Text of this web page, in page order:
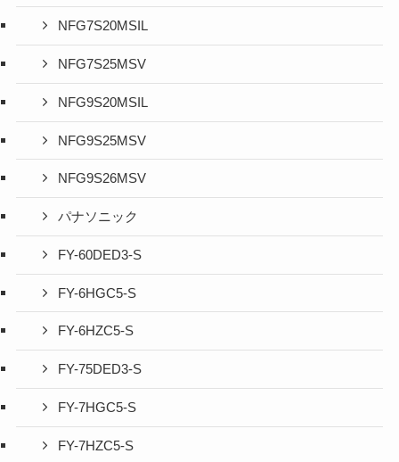
NFG7S20MSIL
NFG7S25MSV
NFG9S20MSIL
NFG9S25MSV
NFG9S26MSV
パナソニック
FY-60DED3-S
FY-6HGC5-S
FY-6HZC5-S
FY-75DED3-S
FY-7HGC5-S
FY-7HZC5-S